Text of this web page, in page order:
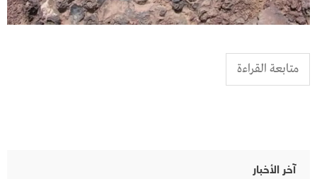
متابعة القراءة
آخر الأخبار